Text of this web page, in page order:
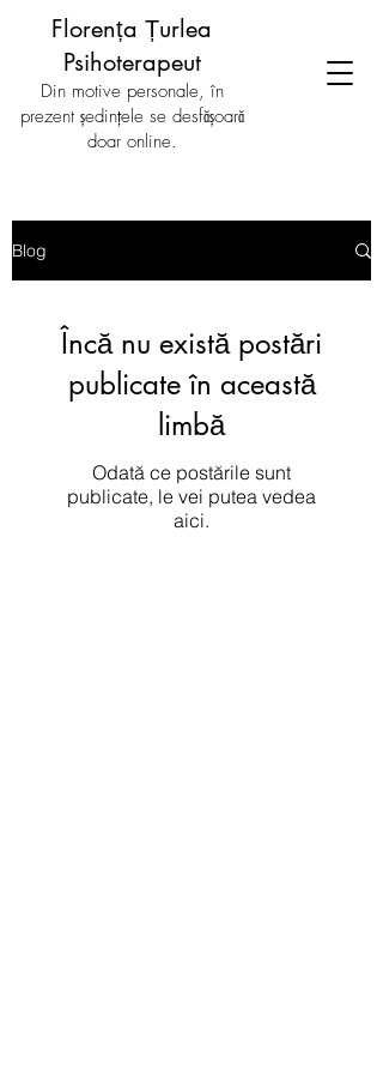
Florența Țurlea
Psihoterapeut
Din motive personale, în
prezent ședințele se desfășoară
doar online.
Blog
Încă nu există postări
publicate în această
limbă
Odată ce postările sunt
publicate, le vei putea vedea
aici.